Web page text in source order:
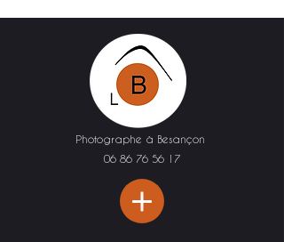
Photographe à Besançon
06 86 76 56 17